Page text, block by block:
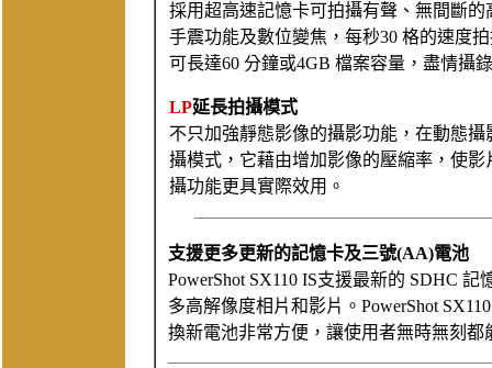
採用超高速記憶卡可拍攝有聲、無間斷
手震功能及數位變焦，每秒30 格的速度
可長達60 分鐘或4GB 檔案容量，盡情攝
LP延長拍攝模式
不只加強靜態影像的攝影功能，在動態攝
攝模式，它藉由增加影像的壓縮率，使影
攝功能更具實際效用。
支援更多更新的記憶卡及三號(AA)電池
PowerShot SX110 IS支援最新的 SDHC
多高解像度相片和影片。PowerShot
換新電池非常方便，讓使用者無時無刻都